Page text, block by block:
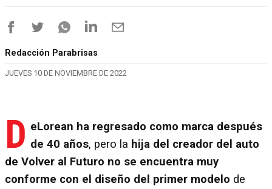
Redacción Parabrisas
JUEVES 10 DE NOVIEMBRE DE 2022
D eLorean ha regresado como marca después
de 40 años, pero la hija del creador del auto
de Volver al Futuro no se encuentra muy
conforme con el diseño del primer modelo de